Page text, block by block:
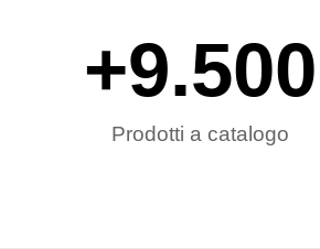
Prodotti a catalogo
+9.500